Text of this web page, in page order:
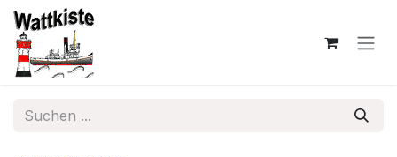
Zum Inhalt springen